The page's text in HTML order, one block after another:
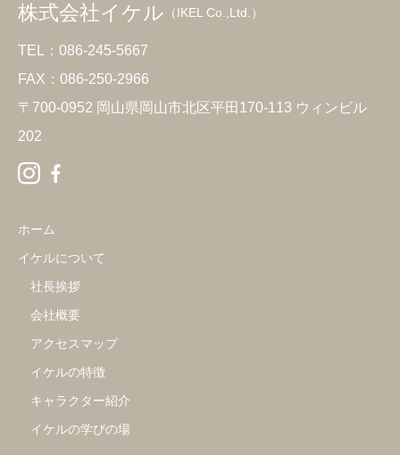
株式会社イケル （IKEL Co.,Ltd.）
TEL：086-245-5667
FAX：086-250-2966
〒700-0952 岡山県岡山市北区平田170-113 ウィンビル
202
ホーム
イケルについて
社長挨拶
会社概要
アクセスマップ
イケルの特徴
キャラクター紹介
イケルの学びの場